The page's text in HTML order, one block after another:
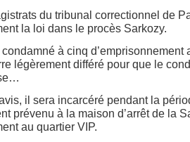
du tribunal correctionnel de
la loi dans le procès Sarkozy.
condamné à cinq
légèrement différé pour que le
il sera incarcéré pendant la
prévenu à la maison d’arrêt de la
au quartier VIP.